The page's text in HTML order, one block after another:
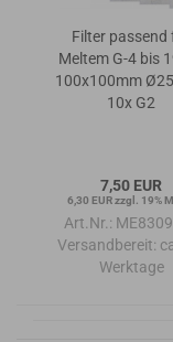
Filter passend
Meltem G-4 bis
100x100mm
10x G2
7,50 EUR
6,30 EUR zzgl. 19%
Art.Nr.:
Versandbereit:
Werktage